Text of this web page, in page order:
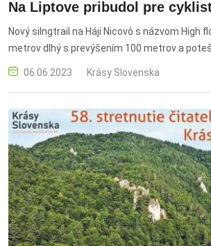
Na Liptove pribudol pre
Nový silngtrail na Háji Nicovô s názvom High
metrov dlhý s prevýšením 100 metrov a
milovníkov horských bicyklov
06.06.2023 Krásy Slovenska